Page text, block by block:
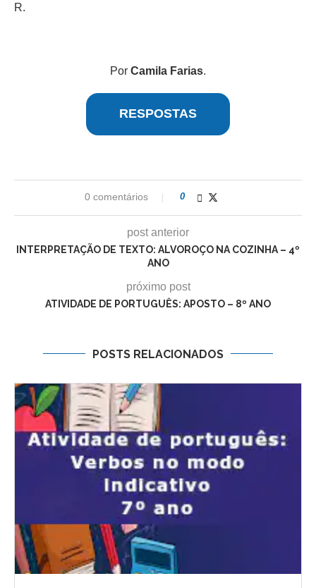
R.
Por Camila Farias.
RESPOSTAS
0 comentários 0
post anterior
INTERPRETAÇÃO DE TEXTO: ALVOROÇO NA COZINHA – 4º
ANO
próximo post
ATIVIDADE DE PORTUGUÊS: APOSTO – 8º ANO
POSTS RELACIONADOS